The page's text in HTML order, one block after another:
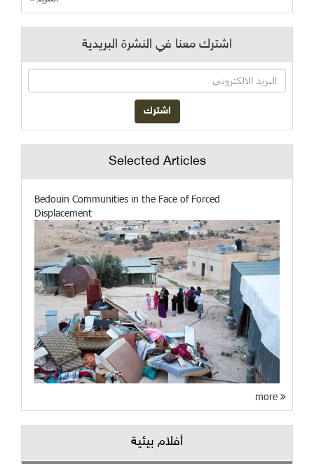
اشترك معنا في النشرة البريدية
Selected Articles
Bedouin Communities in the Face of Forced
Displacement
أفلام بيئية